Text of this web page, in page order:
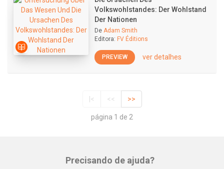
Volkswohlstandes: Der Wohlstand
Der Nationen
De Adam Smith
Editora: FV Éditions
PREVIEW ver detalhes
|< << >>
página 1 de 2
Precisando de ajuda?